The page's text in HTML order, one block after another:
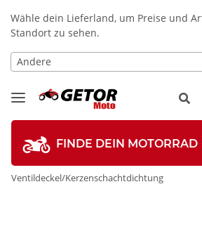
Wähle dein Lieferland, um Preise und
Standort zu sehen.
Andere
FINDE DEIN MOTORRAD
Ventildeckel/Kerzenschachtdichtung